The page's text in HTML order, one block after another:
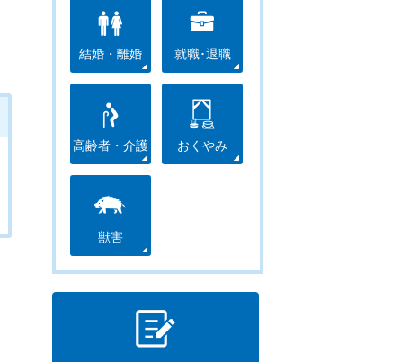
結婚・離婚 就職･退職
高齢者・介護 おくやみ
獣害